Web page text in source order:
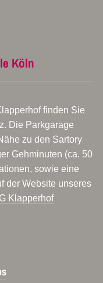
Köln
finden Sie
Die Parkgarage
zu den Sartory
Gehminuten (ca. 50
sowie eine
der Website unseres
Klapperhof